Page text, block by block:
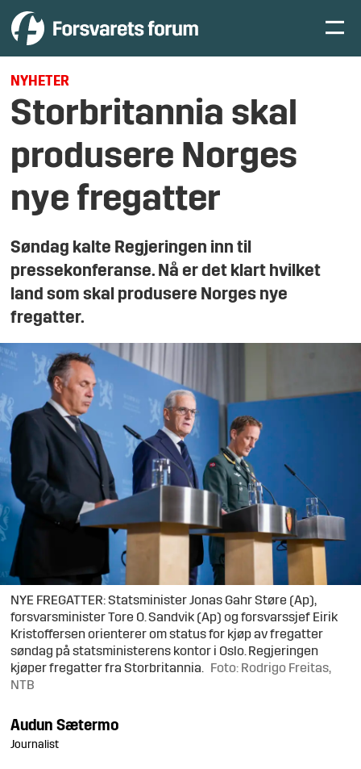
NYHETER
Storbritannia skal
produsere Norges
nye fregatter
Søndag kalte Regjeringen inn til
pressekonferanse. Nå er det klart hvilket
land som skal produsere Norges nye
fregatter.
NYE FREGATTER: Statsminister Jonas Gahr Støre (Ap),
forsvarsminister Tore O. Sandvik (Ap) og forsvarssjef Eirik
Kristoffersen orienterer om status for kjøp av fregatter
søndag på statsministerens kontor i Oslo. Regjeringen
kjøper fregatter fra Storbritannia. Foto: Rodrigo Freitas,
NTB
Audun Sætermo
Journalist